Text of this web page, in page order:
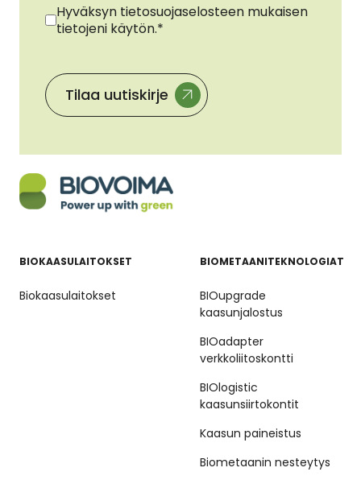
Suostumus*
Hyväksyn tietosuojaselosteen mukaisen
tietojeni käytön.*
Tilaa uutiskirje
BIOKAASULAITOKSET
Biokaasulaitokset
BIOMETAANITEKNOLOGIAT
BIOupgrade
kaasunjalostus
BIOadapter
verkkoliitoskontti
BIOlogistic
kaasunsiirtokontit
Kaasun paineistus
Biometaanin nesteytys